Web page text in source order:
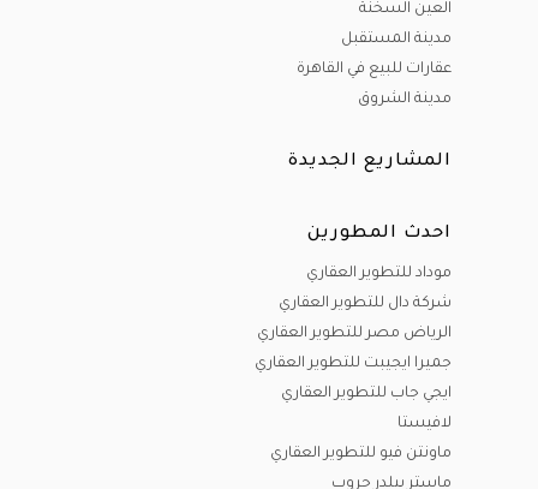
العين السخنة
مدينة المستقبل
عقارات للبيع في القاهرة
مدينة الشروق
المشاريع الجديدة
احدث المطورين
موداد للتطوير العقاري
شركة دال للتطوير العقاري
الرياض مصر للتطوير العقاري
جميرا ايجيبت للتطوير العقاري
ايجي جاب للتطوير العقاري
لافيستا
ماونتن فيو للتطوير العقاري
ماستر بيلدر جروب